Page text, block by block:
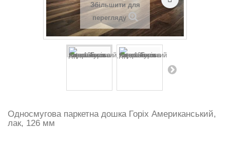
Збільшити для
перегляду
Односмугова паркетна дошка Горіх Американський,
лак, 126 мм